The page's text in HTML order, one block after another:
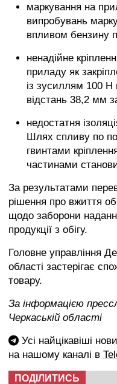
маркування на
випробувань
впливом бензину
ненадійне
приладу як
із зусиллям 100
відстань 38,2 мм
недостатня
Шлях спливу по
гвинтами
частинами
За результатами
рішення про вжиття
щодо заборони
продукції з обігу.
Головне управління
області застерігає
товару.
За інформацією
Черкаській області
Усі найцікавіші
на нашому каналі в
ПОДІЛИТИСЬ